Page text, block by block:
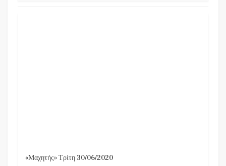
«Μαχητής» Τρίτη 30/06/2020